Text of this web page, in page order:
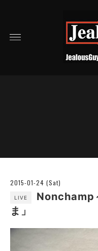
2015-01-24 (Sat)
LIVE
Nonchamp
ま」